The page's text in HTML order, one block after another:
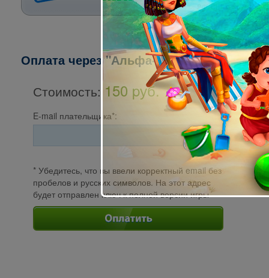
Оплата через "Альфа-клик":
Стоимость: 150 pуб.
E-mail плательщика*:
* Убедитесь, что вы ввели корректный email без
пробелов и русских символов. На этот адрес
будет отправлен ключ к полной версии игры